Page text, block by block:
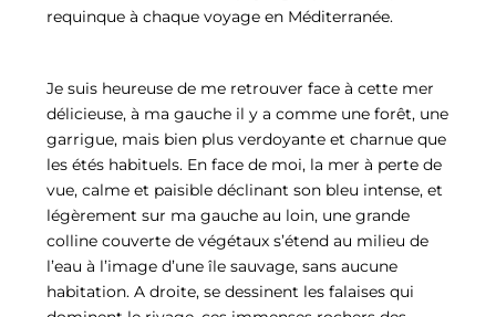
requinque à chaque voyage en Méditerranée.
Je suis heureuse de me retrouver face à cette mer
délicieuse, à ma gauche il y a comme une forêt, une
garrigue, mais bien plus verdoyante et charnue que
les étés habituels. En face de moi, la mer à perte de
vue, calme et paisible déclinant son bleu intense, et
légèrement sur ma gauche au loin, une grande
colline couverte de végétaux s’étend au milieu de
l’eau à l’image d’une île sauvage, sans aucune
habitation. A droite, se dessinent les falaises qui